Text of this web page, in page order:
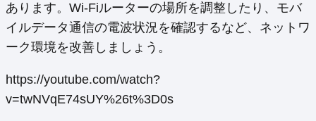
あります。Wi-Fiルーターの場所を調整したり、モバ
イルデータ通信の電波状況を確認するなど、ネットワ
ーク環境を改善しましょう。
https://youtube.com/watch?
v=twNVqE74sUY%26t%3D0s